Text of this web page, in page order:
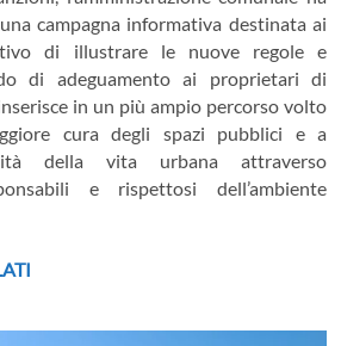
campagna informativa destinata ai
di illustrare le nuove regole e
di adeguamento ai proprietari di
in un più ampio percorso volto
cura degli spazi pubblici e a
della vita urbana attraverso
e rispettosi dell’ambiente